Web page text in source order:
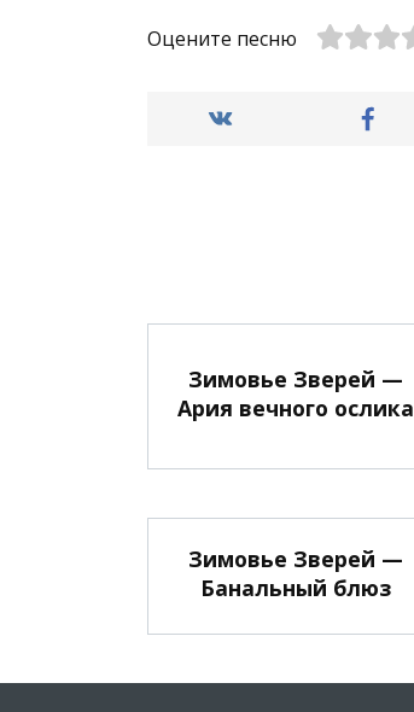
Оцените песню
Зимовье Зверей —
Ария вечного ослика
Зимовье Зверей —
Банальный блюз